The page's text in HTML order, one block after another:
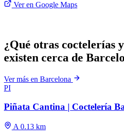
Ver en Google Maps
¿Qué otras coctelerías
existen cerca de
Ver más en Barcelona
PI
Piñata Cantina | Coctelería
A 0.13 km